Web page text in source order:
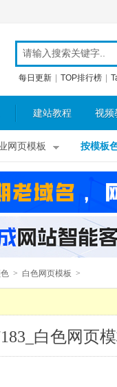
每日更新 TOP排行榜
建站教程 视频
网页模板 按模板
> 白色网页模板 >
白色网页